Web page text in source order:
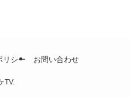
リシー お問い合わせ
TV.